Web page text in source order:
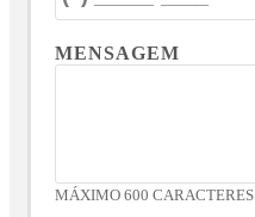
MENSAGEM
MÁXIMO 600 CARACTERES.